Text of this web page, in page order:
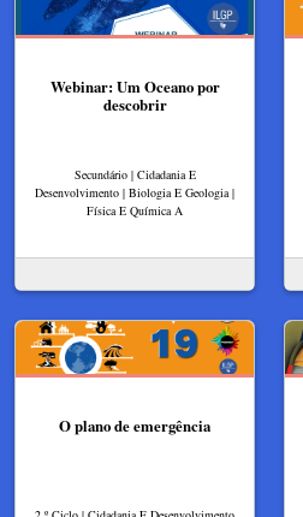
Webinar: Um Oceano por
descobrir
Secundário | Cidadania E
Desenvolvimento | Biologia E Geologia |
Física E Química A
O plano de emergência